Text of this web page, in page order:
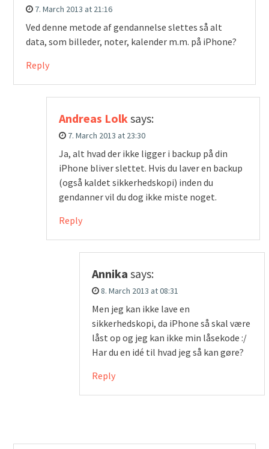
7. March 2013 at 21:16
Ved denne metode af gendannelse slettes så alt
data, som billeder, noter, kalender m.m. på iPhone?
Reply
Andreas Lolksays:
7. March 2013 at 23:30
Ja, alt hvad der ikke ligger i backup på din
iPhone bliver slettet. Hvis du laver en backup
(også kaldet sikkerhedskopi) inden du
gendanner vil du dog ikke miste noget.
Reply
Annika says:
8. March 2013 at 08:31
Men jeg kan ikke lave en
sikkerhedskopi, da iPhone så skal være
låst op og jeg kan ikke min låsekode :/
Har du en idé til hvad jeg så kan gøre?
Reply